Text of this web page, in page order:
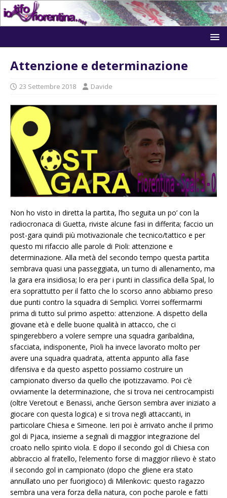
Attenzione e determinazione
23 Settembre 2018 Davide
Non ho visto in diretta la partita, l’ho seguita un po’ con la
radiocronaca di Guetta, riviste alcune fasi in differita; faccio un
post-gara quindi più motivazionale che tecnico/tattico e per
questo mi rifaccio alle parole di Pioli: attenzione e
determinazione. Alla metà del secondo tempo questa partita
sembrava quasi una passeggiata, un turno di allenamento, ma
la gara era insidiosa; lo era per i punti in classifica della Spal, lo
era soprattutto per il fatto che lo scorso anno abbiamo preso
due punti contro la squadra di Semplici. Vorrei soffermarmi
prima di tutto sul primo aspetto: attenzione. A dispetto della
giovane età e delle buone qualità in attacco, che ci
spingerebbero a volere sempre una squadra garibaldina,
sfacciata, indisponente, Pioli ha invece lavorato molto per
avere una squadra quadrata, attenta appunto alla fase
difensiva e da questo aspetto possiamo costruire un
campionato diverso da quello che ipotizzavamo. Poi c’è
ovviamente la determinazione, che si trova nei centrocampisti
(oltre Veretout e Benassi, anche Gerson sembra aver iniziato a
giocare con questa logica) e si trova negli attaccanti, in
particolare Chiesa e Simeone. Ieri poi è arrivato anche il primo
gol di Pjaca, insieme a segnali di maggior integrazione del
croato nello spirito viola. E dopo il secondo gol di Chiesa con
abbraccio al fratello, l’elemento forse di maggior rilievo è stato
il secondo gol in campionato (dopo che gliene era stato
annullato uno per fuorigioco) di Milenkovic: questo ragazzo
sembra una vera forza della natura, con poche parole e fatti